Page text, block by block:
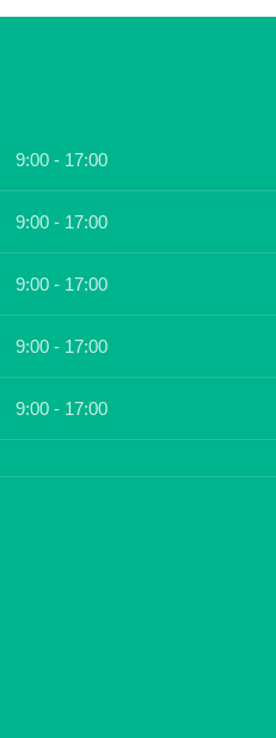
9:00 - 17:00
9:00 - 17:00
9:00 - 17:00
9:00 - 17:00
9:00 - 17:00